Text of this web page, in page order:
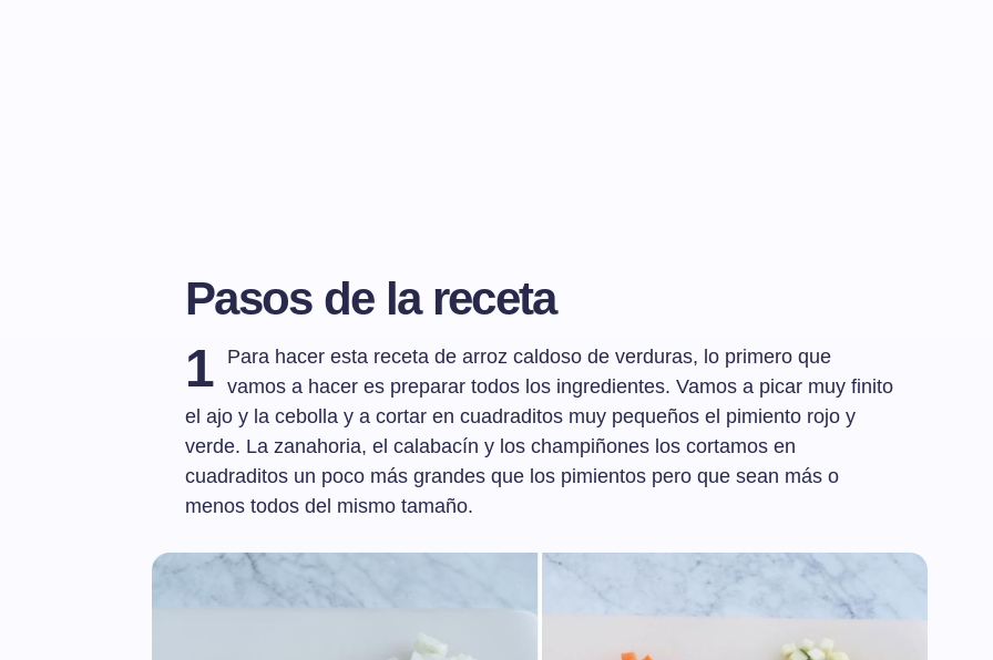
Pasos de la receta
1
Para hacer esta receta de arroz caldoso de verduras, lo primero que
vamos a hacer es preparar todos los ingredientes. Vamos a picar muy finito
el ajo y la cebolla y a cortar en cuadraditos muy pequeños el pimiento rojo y
verde. La zanahoria, el calabacín y los champiñones los cortamos en
cuadraditos un poco más grandes que los pimientos pero que sean más o
menos todos del mismo tamaño.